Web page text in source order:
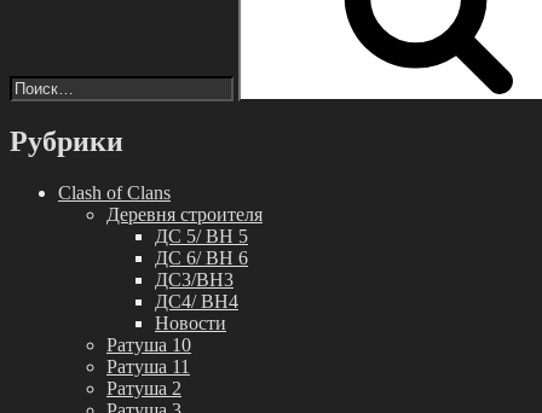
Рубрики
Clash of Clans
Деревня строителя
ДС 5/ BH 5
ДС 6/ BH 6
ДС3/BH3
ДС4/ BH4
Новости
Ратуша 10
Ратуша 11
Ратуша 2